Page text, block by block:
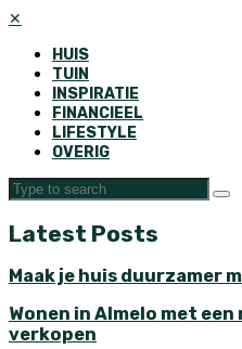
✕
HUIS
TUIN
INSPIRATIE
FINANCIEEL
LIFESTYLE
OVERIG
Latest Posts
Maak je huis duurzamer
Wonen in Almelo met
verkopen